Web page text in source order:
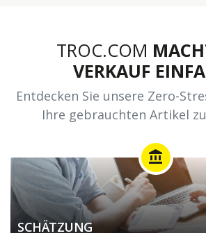
TROC.COM
VERKAUF
Entdecken Sie unsere Zero-
Ihre gebrauchten Artikel
account_balance
SCHÄTZUNG